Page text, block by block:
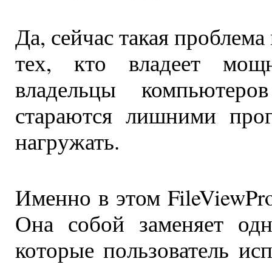
Да, сейчас такая
тех, кто владеет
владельцы
стараются лишними
нагружать.
Именно в этом
Она собой заменяет
которые пользователь